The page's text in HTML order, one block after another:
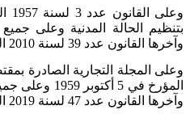
بتنظيم الحالة المدنية وعلى
وآخرها القانون عدد 39 لسنة 2010 المؤرخ في 26 جويلية 2010،
المؤرخ في 5
وآخرها القانون عدد 47 لسنة 2019 المؤرخ في 29 ماي 2019،